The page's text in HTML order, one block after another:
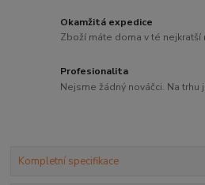
Okamžitá expedice
Zboží máte doma v té nejkratší
Profesionalita
Nejsme žádný nováčci. Na trhu
Kompletní specifikace